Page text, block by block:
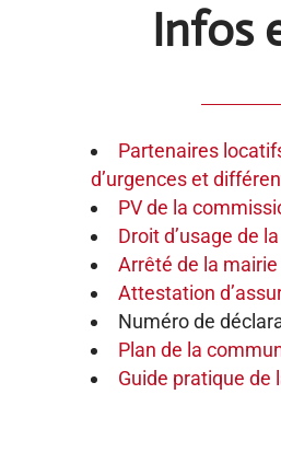
Infos
Partenaires
d’urgences et
PV de la
Droit d’usage de
Arrêté de la
Attestation
Numéro de
Plan de la
Guide pratique de